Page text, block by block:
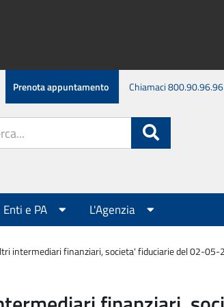
Prenota appuntamento Chiamaci 800.90.96.96
Enti e PA L'Agenzia
intermediari finanziari, societa' fiduciarie del 02-05-